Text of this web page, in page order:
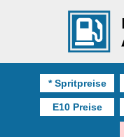
* Spritpreise
E10 Preise